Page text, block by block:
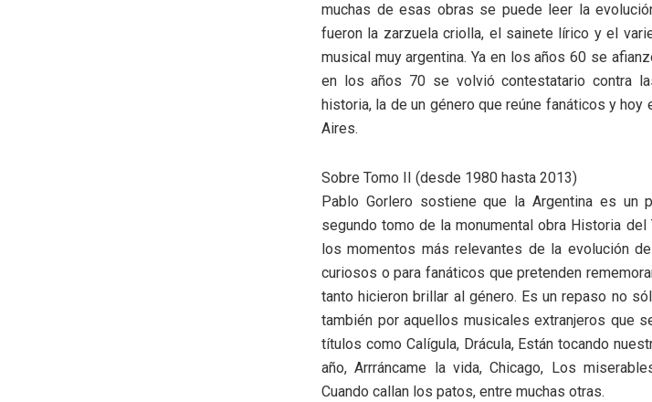
muchas de esas obras se puede leer la
fueron la zarzuela criolla, el sainete lírico y el
musical muy argentina. Ya en los años 60 se
en los años 70 se volvió contestatario contra
historia, la de un género que reúne fanáticos y
Aires.
Sobre Tomo II (desde 1980 hasta 2013)
Pablo Gorlero sostiene que la Argentina es un
segundo tomo de la monumental obra Historia
los momentos más relevantes de la evolución
curiosos o para fanáticos que pretenden
tanto hicieron brillar al género. Es un repaso no
también por aquellos musicales extranjeros que
títulos como Calígula, Drácula, Están tocando
año, Arrráncame la vida, Chicago, Los
Cuando callan los patos, entre muchas otras.